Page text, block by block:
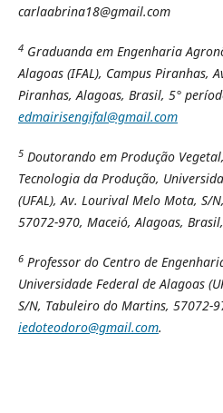
carlaabrina18@gmail.com
4Graduanda em Engenharia
Alagoas (IFAL), Campus Piranhas,
Piranhas, Alagoas, Brasil, 5°
edmairisengifal@gmail.com
5Doutorando em Produção
Tecnologia da Produção,
(UFAL), Av. Lourival Melo Mota, S/
57072-970, Maceió, Alagoas,
6Professor do Centro de
Universidade Federal de Alagoas
S/N, Tabuleiro do Martins, 57072-
iedoteodoro@gmail.com.